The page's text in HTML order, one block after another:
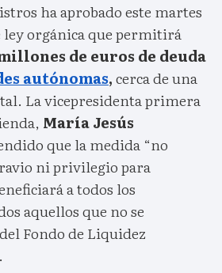
ha aprobado este martes
ley orgánica que permitirá
de euros de deuda
autónomas,cerca de una
La vicepresidenta primera
María Jesús
que la medida “no
ni privilegio para
a todos los
aquellos que no se
Fondo de Liquidez